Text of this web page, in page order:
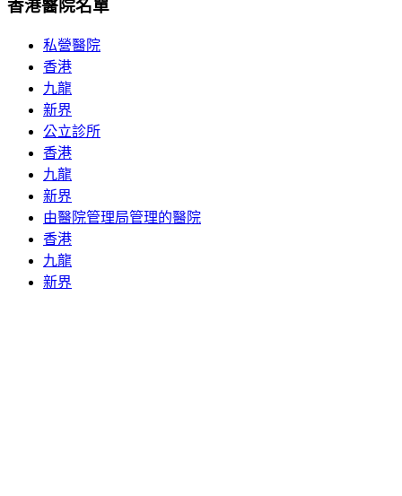
香港醫院名單
私營醫院
香港
九龍
新界
公立診所
香港
九龍
新界
由醫院管理局管理的醫院
香港
九龍
新界